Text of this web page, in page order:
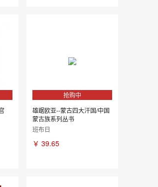
抢购中
雄踞欧亚--蒙古四大汗国/中国
蒙古族系列丛书
班布日
￥ 39.65